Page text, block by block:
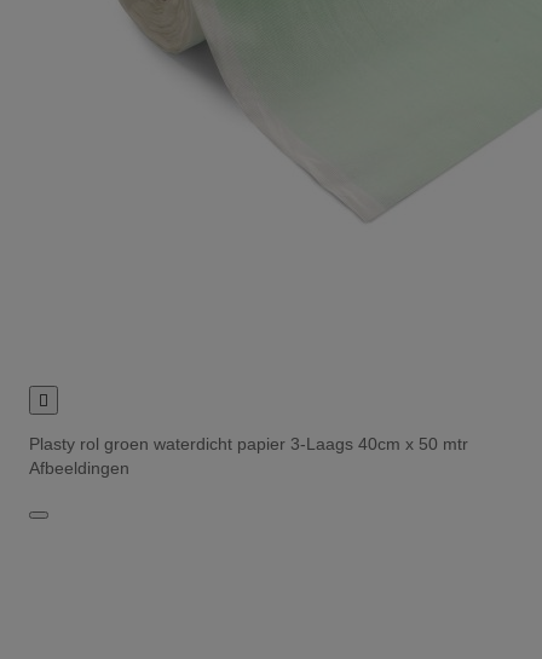

Plasty rol groen waterdicht papier 3-Laags 40cm x 50 mtr
Afbeeldingen